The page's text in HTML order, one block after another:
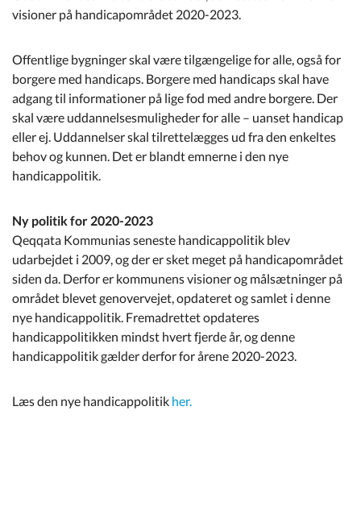
visioner på handicapområdet 2020-2023.
Offentlige bygninger skal være tilgængelige for alle, også for
borgere med handicaps. Borgere med handicaps skal have
adgang til informationer på lige fod med andre borgere. Der
skal være uddannelsesmuligheder for alle – uanset handicap
eller ej. Uddannelser skal tilrettelægges ud fra den enkeltes
behov og kunnen. Det er blandt emnerne i den nye
handicappolitik.
Ny politik for 2020-2023
Qeqqata Kommunias seneste handicappolitik blev
udarbejdet i 2009, og der er sket meget på handicapområdet
siden da. Derfor er kommunens visioner og målsætninger på
området blevet genovervejet, opdateret og samlet i denne
nye handicappolitik. Fremadrettet opdateres
handicappolitikken mindst hvert fjerde år, og denne
handicappolitik gælder derfor for årene 2020-2023.
Læs den nye handicappolitik her.